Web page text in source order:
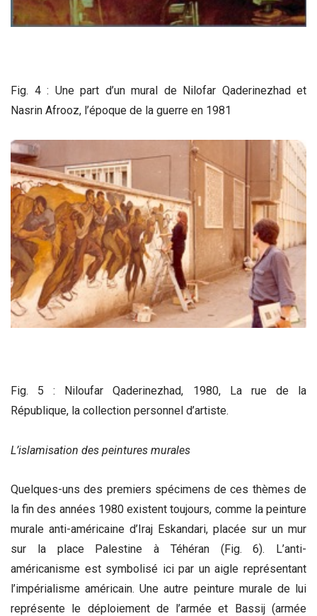
Fig. 4 : Une part d’un mural de Nilofar Qaderinezhad et
Nasrin Afrooz, l’époque de la guerre en 1981
Fig. 5 : Niloufar Qaderinezhad, 1980, La rue de la
République, la collection personnel d’artiste.
L’islamisation des peintures murales
Quelques-uns des premiers spécimens de ces thèmes de
la fin des années 1980 existent toujours, comme la peinture
murale anti-américaine d’Iraj Eskandari, placée sur un mur
sur la place Palestine à Téhéran (Fig. 6). L’anti-
américanisme est symbolisé ici par un aigle représentant
l’impérialisme américain. Une autre peinture murale de lui
représente ​​le déploiement de l’armée et Bassij (armée